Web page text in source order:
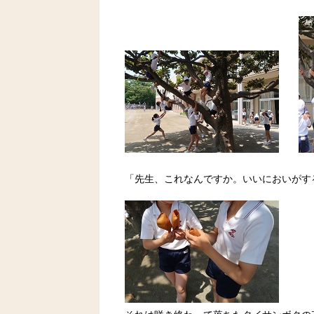
「先生、これなんですか。いいにおいが